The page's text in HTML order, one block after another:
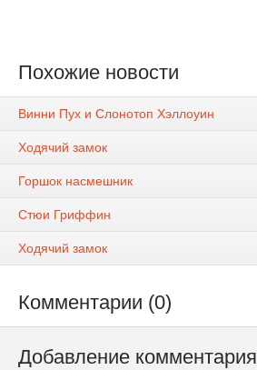
Похожие новости
Винни Пух и Слонотоп Хэллоуин
Ходячий замок
Горшок насмешник
Стюи Гриффин
Ходячий замок
Комментарии (0)
Добавление комментария